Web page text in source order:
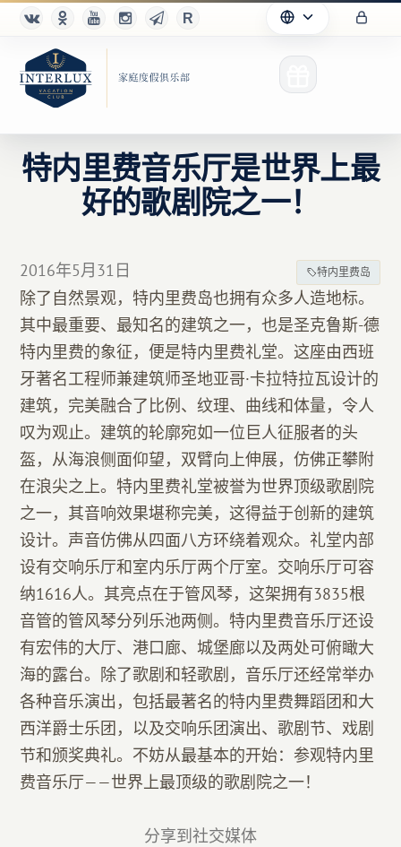
俱乐部
合作伙伴
Благотворительность
特内里费音乐厅是世界上最
好的歌剧院之一！
2016年5月31日 特内里费岛
除了自然景观，特内里费岛也拥有众多人造地标。
其中最重要、最知名的建筑之一，也是圣克鲁斯-德
特内里费的象征，便是特内里费礼堂。这座由西班
牙著名工程师兼建筑师圣地亚哥·卡拉特拉瓦设计的
建筑，完美融合了比例、纹理、曲线和体量，令人
叹为观止。建筑的轮廓宛如一位巨人征服者的头
盔，从海浪侧面仰望，双臂向上伸展，仿佛正攀附
在浪尖之上。特内里费礼堂被誉为世界顶级歌剧院
之一，其音响效果堪称完美，这得益于创新的建筑
设计。声音仿佛从四面八方环绕着观众。礼堂内部
设有交响乐厅和室内乐厅两个厅室。交响乐厅可容
纳1616人。其亮点在于管风琴，这架拥有3835根
音管的管风琴分列乐池两侧。特内里费音乐厅还设
有宏伟的大厅、港口廊、城堡廊以及两处可俯瞰大
海的露台。除了歌剧和轻歌剧，音乐厅还经常举办
各种音乐演出，包括最著名的特内里费舞蹈团和大
西洋爵士乐团，以及交响乐团演出、歌剧节、戏剧
节和颁奖典礼。不妨从最基本的开始：参观特内里
费音乐厅——世界上最顶级的歌剧院之一！
分享到社交媒体